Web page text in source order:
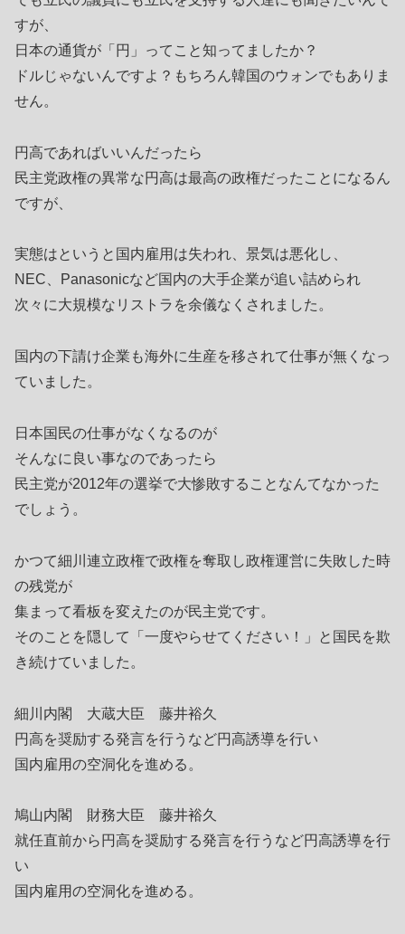
すが、
日本の通貨が「円」ってこと知ってましたか？
ドルじゃないんですよ？もちろん韓国のウォンでもありま
せん。
円高であればいいんだったら
民主党政権の異常な円高は最高の政権だったことになるん
ですが、
実態はというと国内雇用は失われ、景気は悪化し、
NEC、Panasonicなど国内の大手企業が追い詰められ
次々に大規模なリストラを余儀なくされました。
国内の下請け企業も海外に生産を移されて仕事が無くなっ
ていました。
日本国民の仕事がなくなるのが
そんなに良い事なのであったら
民主党が2012年の選挙で大惨敗することなんてなかった
でしょう。
かつて細川連立政権で政権を奪取し政権運営に失敗した時
の残党が
集まって看板を変えたのが民主党です。
そのことを隠して「一度やらせてください！」と国民を欺
き続けていました。
細川内閣 大蔵大臣 藤井裕久
円高を奨励する発言を行うなど円高誘導を行い
国内雇用の空洞化を進める。
鳩山内閣 財務大臣 藤井裕久
就任直前から円高を奨励する発言を行うなど円高誘導を行
い
国内雇用の空洞化を進める。